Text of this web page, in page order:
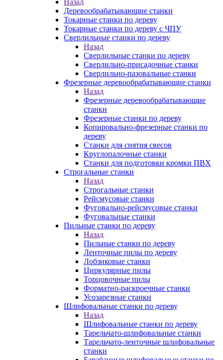
Назад
Деревообрабатывающие станки
Токарные станки по дереву
Токарные станки по дереву с ЧПУ
Сверлильные станки по дереву
Назад
Сверлильные станки по дереву
Сверлильно-присадочные станки
Сверлильно-пазовальные станки
Фрезерные деревообрабатывающие станки
Назад
Фрезерные деревообрабатывающие
станки
Фрезерные станки по дереву
Копировально-фрезерные станки по
дереву
Станки для снятия свесов
Круглопалочные станки
Станки для подготовки кромки ПВХ
Строгальные станки
Назад
Строгальные станки
Рейсмусовые станки
Фуговально-рейсмусовые станки
Фуговальные станки
Пильные станки по дереву
Назад
Пильные станки по дереву
Ленточные пилы по дереву
Лобзиковые станки
Циркулярные пилы
Торцовочные пилы
Форматно-раскроечные станки
Усозарезные станки
Шлифовальные станки по дереву
Назад
Шлифовальные станки по дереву
Тарельчато-шлифовальные станки
Тарельчато-ленточные шлифовальные
станки